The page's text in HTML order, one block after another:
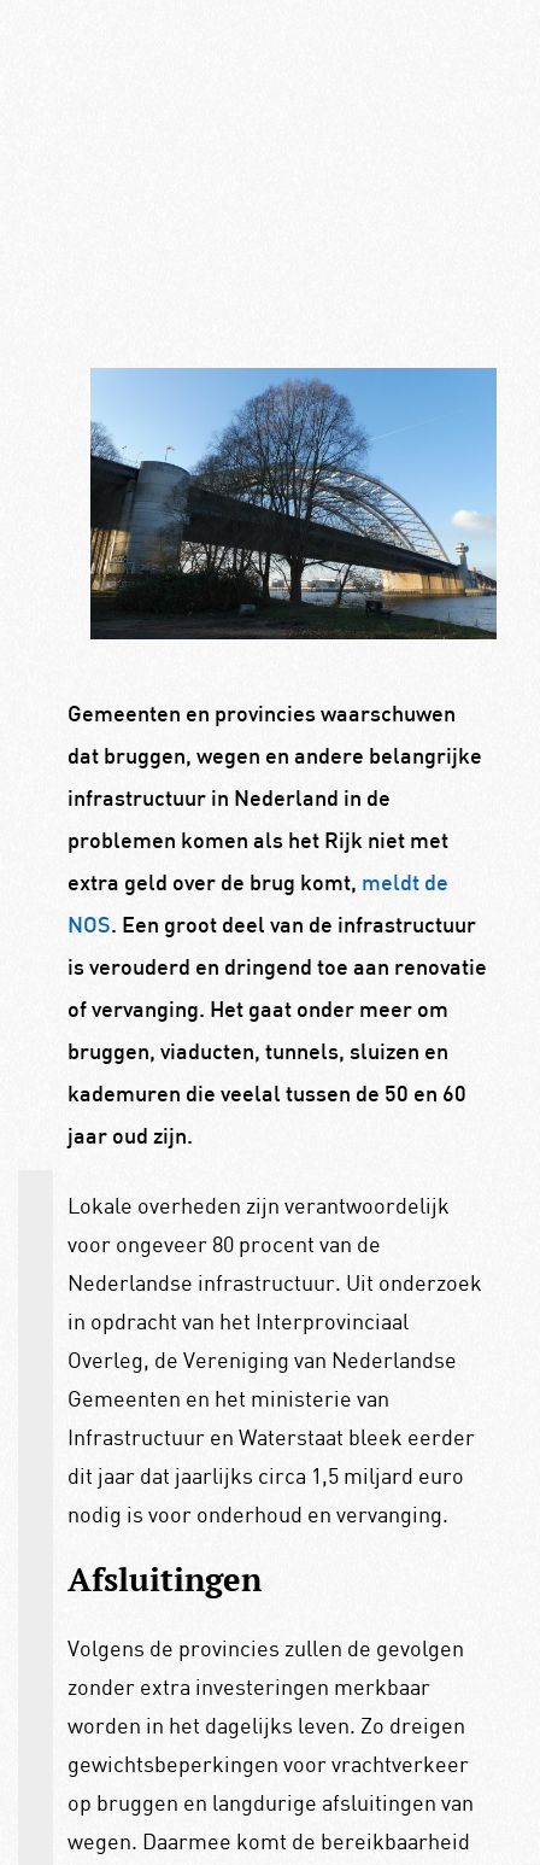
Gemeenten en provincies waarschuwen
dat bruggen, wegen en andere belangrijke
infrastructuur in Nederland in de
problemen komen als het Rijk niet met
extra geld over de brug komt, meldt de
NOS. Een groot deel van de infrastructuur
is verouderd en dringend toe aan renovatie
of vervanging. Het gaat onder meer om
bruggen, viaducten, tunnels, sluizen en
kademuren die veelal tussen de 50 en 60
jaar oud zijn.
Lokale overheden zijn verantwoordelijk
voor ongeveer 80 procent van de
Nederlandse infrastructuur. Uit onderzoek
in opdracht van het Interprovinciaal
Overleg, de Vereniging van Nederlandse
Gemeenten en het ministerie van
Infrastructuur en Waterstaat bleek eerder
dit jaar dat jaarlijks circa 1,5 miljard euro
nodig is voor onderhoud en vervanging.
Afsluitingen
Volgens de provincies zullen de gevolgen
zonder extra investeringen merkbaar
worden in het dagelijks leven. Zo dreigen
gewichtsbeperkingen voor vrachtverkeer
op bruggen en langdurige afsluitingen van
wegen. Daarmee komt de bereikbaarheid